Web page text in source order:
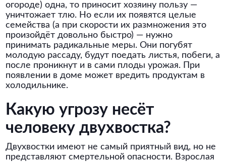
огороде) одна, то приносит хозяину пользу —
уничтожает тлю. Но если их появятся целые
семейства (а при скорости их размножения это
произойдёт довольно быстро) — нужно
принимать радикальные меры. Они погубят
молодую рассаду, будут поедать листья, побеги, а
после проникнут и в сами плоды урожая. При
появлении в доме может вредить продуктам в
холодильнике.
Какую угрозу несёт
человеку двухвостка?
Двухвостки имеют не самый приятный вид, но не
представляют смертельной опасности. Взрослая